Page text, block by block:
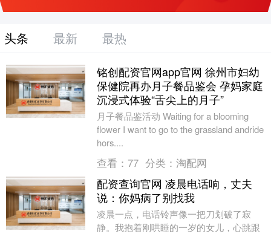
头条 最新 最热
铭创配资官网app官网 徐州市妇幼
保健院再办月子餐品鉴会 孕妈家庭
沉浸式体验“舌尖上的月子”
月子餐品鉴活动 Waiting for a blooming
flower I want to go to the grassland andride
hors....
查看： 77 分类： 淘配网
配资查询官网 凌晨电话响，丈夫
说：你妈病了别找我
凌晨一点，电话铃声像一把刀划破了寂
静。我抱着刚哄睡的一岁的女儿，心跳跟